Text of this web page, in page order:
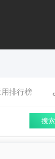
用排行榜
搜索